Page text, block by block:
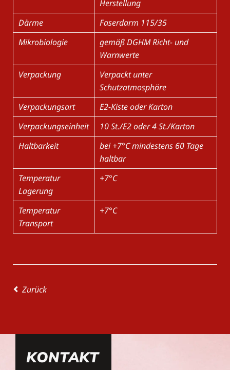
Herstellung
Därme
Faserdarm 115/35
Mikrobiologie
gemäß DGHM Richt- und
Warnwerte
Verpackung
Verpackt unter
Schutzatmosphäre
Verpackungsart
E2-Kiste oder Karton
Verpackungseinheit
10 St./E2 oder 4 St./Karton
Haltbarkeit
bei +7°C mindestens 60 Tage
haltbar
Temperatur
Lagerung
+7°C
Temperatur
Transport
+7°C
Zurück
KONTAKT